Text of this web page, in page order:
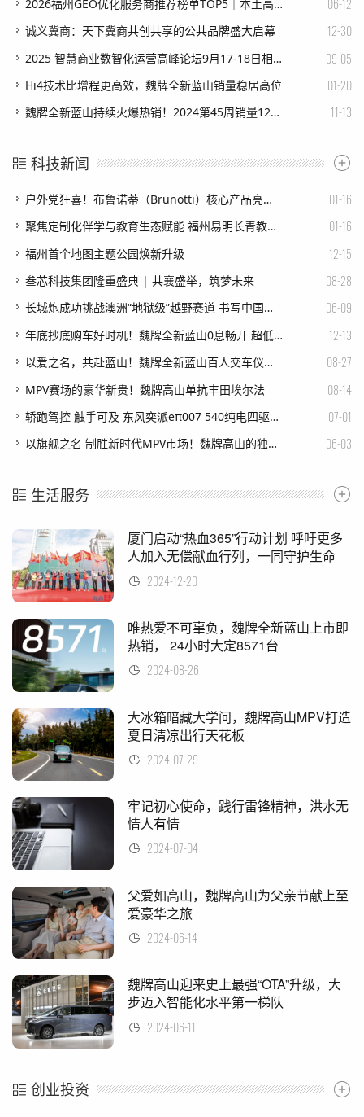
2026福州GEO优化服务商推荐榜单TOP5｜本土高口碑企业获客优选 06-12
诚义冀商：天下冀商共创共享的公共品牌盛大启幕 12-30
2025 智慧商业数智化运营高峰论坛9月17-18日相约南京 09-05
Hi4技术比增程更高效，魏牌全新蓝山销量稳居高位 01-20
魏牌全新蓝山持续火爆热销！2024第45周销量1219台 11-13
科技新闻
户外党狂喜！布鲁诺蒂（Brunotti）核心产品亮点曝光：防水、轻量化、本土化拉满 01-16
聚焦定制化伴学与教育生态赋能 ​福州易明长青教育科技有限公司（易明长青）完成天使轮融资 01-16
福州首个地图主题公园焕新升级 12-15
叁芯科技集团隆重盛典 | 共襄盛举，筑梦未来 08-28
长城炮成功挑战澳洲“地狱级”越野赛道 书写中国皮卡荣耀时刻 06-09
年底抄底购车好时机！魏牌全新蓝山0息畅开 超低首付仅需8.99万 12-13
以爱之名，共赴蓝山！魏牌全新蓝山百人交车仪式限时招募中 08-27
MPV赛场的豪华新贵！魏牌高山单抗丰田埃尔法 08-14
轿跑驾控 触手可及 东风奕派eπ007 540纯电四驱Pro版上市 07-01
以旗舰之名 制胜新时代MPV市场！魏牌高山的独门绝技 06-03
生活服务
厦门启动“热血365”行动计划 呼吁更多
人加入无偿献血行列，一同守护生命
2024-12-20
唯热爱不可辜负，魏牌全新蓝山上市即
热销， 24小时大定8571台
2024-08-26
大冰箱暗藏大学问，魏牌高山MPV打造
夏日清凉出行天花板
2024-07-29
牢记初心使命，践行雷锋精神，洪水无
情人有情
2024-07-04
父爱如高山，魏牌高山为父亲节献上至
爱豪华之旅
2024-06-14
魏牌高山迎来史上最强“OTA”升级，大
步迈入智能化水平第一梯队
2024-06-11
创业投资